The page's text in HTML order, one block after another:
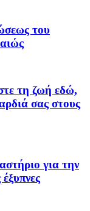
του
τη ζωή εδώ,
σας στους
για την